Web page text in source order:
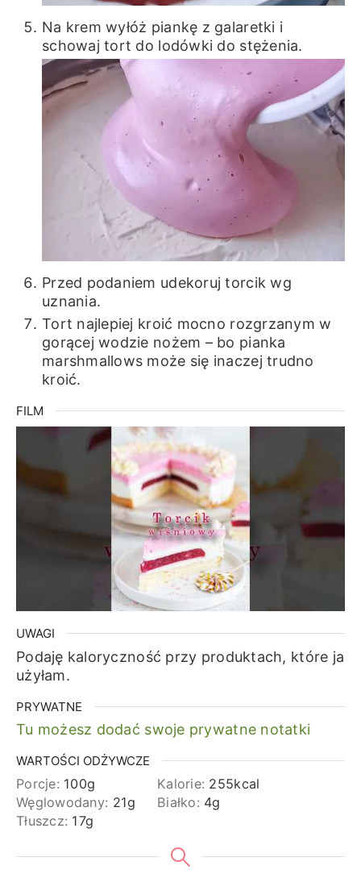
Na krem wyłóż piankę z galaretki i
schowaj tort do lodówki do stężenia.
Przed podaniem udekoruj torcik wg
uznania.
Tort najlepiej kroić mocno rozgrzanym w
gorącej wodzie nożem – bo pianka
marshmallows może się inaczej trudno
kroić.
FILM
UWAGI
Podaję kaloryczność przy produktach, które ja
użyłam.
PRYWATNE
Tu możesz dodać swoje prywatne notatki
WARTOŚCI ODŻYWCZE
Porcje: 100g Kalorie: 255kcal
Węglowodany: 21g Białko: 4g
Tłuszcz: 17g